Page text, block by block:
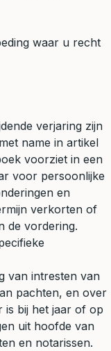
waar u recht
verjaring zijn
name in artikel
voorziet in een
voor persoonlijke
en
verkorten of
de vordering.
van intresten van
pachten, en over
is bij het jaar of op
uit hoofde van
en notarissen.